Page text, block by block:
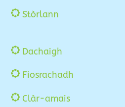
Stòrlann
Dachaigh
Fiosrachadh
Clàr-amais